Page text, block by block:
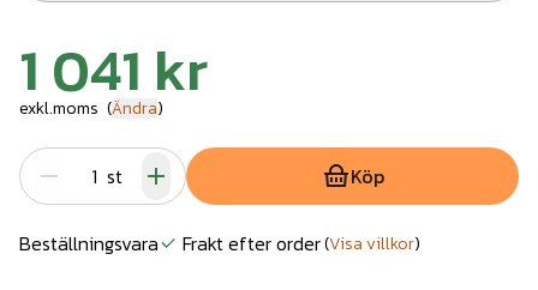
1 041 kr
exkl.moms (Ändra)
st Köp
Beställningsvara Frakt efter order(Visa villkor)